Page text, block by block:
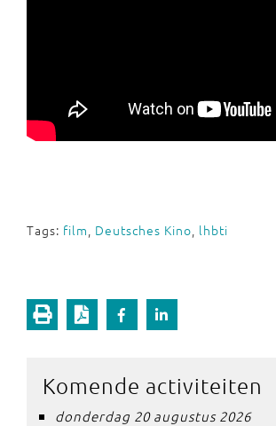
Tags: film Deutsches Kino lhbti
Komende activiteiten
donderdag 20 augustus 2026